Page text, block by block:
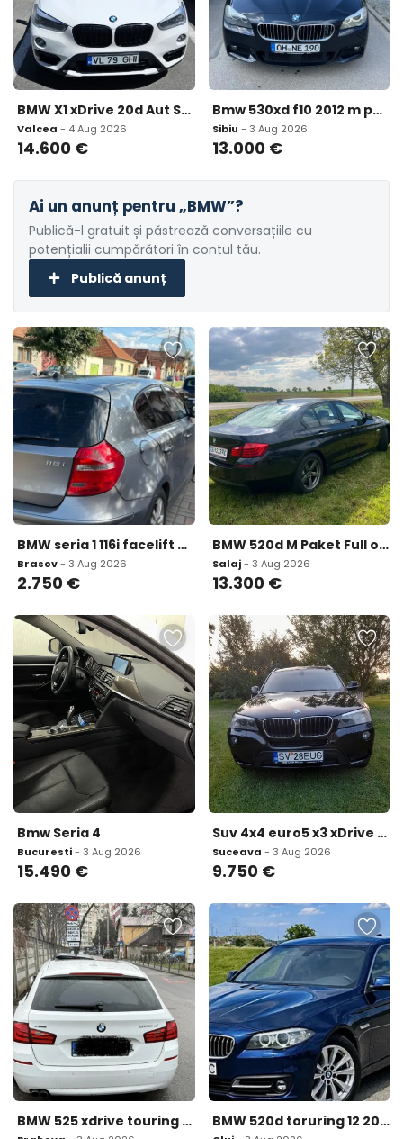
BMW X1 xDrive 20d Aut Sport Line ndash SUV 14 600 eur
Valcea - 4 Aug 2026
14.600 €
Bmw 530xd f10 2012 m paket 13 000 eur
Sibiu - 3 Aug 2026
13.000 €
Ai un anunț pentru „BMW”?
Publică-l gratuit și păstrează conversațiile cu
potențialii cumpărători în contul tău.
Publică anunț
BMW seria 1 116i facelift 2 750 eur
Brasov- 3 Aug 2026
2.750 €
BMW 520d M Paket Full options Iulie 2015 13 300 eur
Salaj- 3 Aug 2026
13.300 €
Bmw Seria 4
Bucuresti- 3 Aug 2026
15.490 €
Suv 4x4 euro5 x3 xDrive 9 750 eur
Suceava - 3 Aug 2026
9.750 €
BMW 525 xdrive touring 11 400 eur BMW 520d toruring 12 2016 9 999 eur